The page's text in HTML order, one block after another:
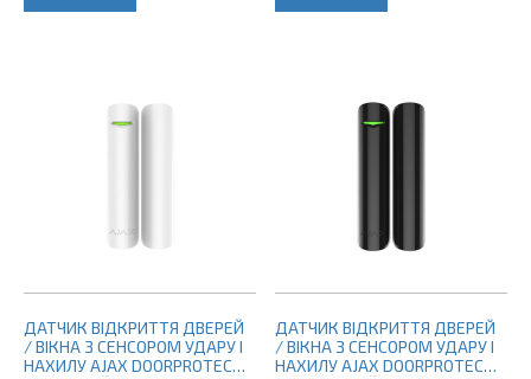
ДАТЧИК ВІДКРИТТЯ ДВЕРЕЙ
/ ВІКНА З СЕНСОРОМ УДАРУ І
НАХИЛУ AJAX DOORPROTECT
ДАТЧИК ВІДКРИТТЯ ДВЕРЕЙ
/ ВІКНА З СЕНСОРОМ УДАРУ І
НАХИЛУ AJAX DOORPROTECT